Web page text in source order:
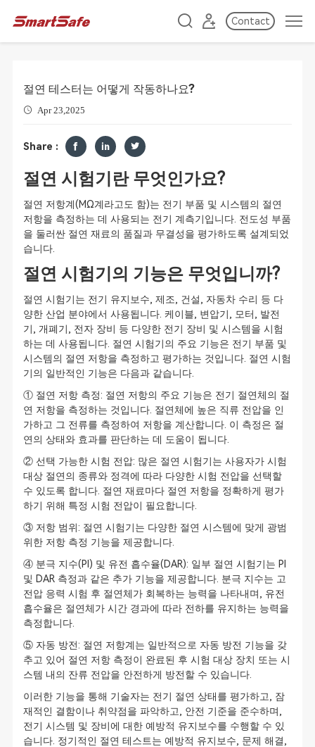
Contact
절연 테스터는 어떻게 작동하나요?
Apr 23,2025
Share :
절연 시험기란 무엇인가요?
절연 저항계(MΩ계라고도 함)는 전기 부품 및 시스템의 절연
저항을 측정하는 데 사용되는 전기 계측기입니다. 전도성 부품
을 둘러싼 절연 재료의 품질과 무결성을 평가하도록 설계되었
습니다.
절연 시험기의 기능은 무엇입니까?
절연 시험기는 전기 유지보수, 제조, 건설, 자동차 수리 등 다
양한 산업 분야에서 사용됩니다. 케이블, 변압기, 모터, 발전
기, 개폐기, 전자 장비 등 다양한 전기 장비 및 시스템을 시험
하는 데 사용됩니다. 절연 시험기의 주요 기능은 전기 부품 및
시스템의 절연 저항을 측정하고 평가하는 것입니다. 절연 시험
기의 일반적인 기능은 다음과 같습니다.
① 절연 저항 측정: 절연 저항의 주요 기능은 전기 절연체의 절
연 저항을 측정하는 것입니다. 절연체에 높은 직류 전압을 인
가하고 그 전류를 측정하여 저항을 계산합니다. 이 측정은 절
연의 상태와 효과를 판단하는 데 도움이 됩니다.
② 선택 가능한 시험 전압: 많은 절연 시험기는 사용자가 시험
대상 절연의 종류와 정격에 따라 다양한 시험 전압을 선택할
수 있도록 합니다. 절연 재료마다 절연 저항을 정확하게 평가
하기 위해 특정 시험 전압이 필요합니다.
③ 저항 범위: 절연 시험기는 다양한 절연 시스템에 맞게 광범
위한 저항 측정 기능을 제공합니다.
④ 분극 지수(PI) 및 유전 흡수율(DAR): 일부 절연 시험기는 PI
및 DAR 측정과 같은 추가 기능을 제공합니다. 분극 지수는 고
전압 응력 시험 후 절연체가 회복하는 능력을 나타내며, 유전
흡수율은 절연체가 시간 경과에 따라 전하를 유지하는 능력을
측정합니다.
⑤ 자동 방전: 절연 저항계는 일반적으로 자동 방전 기능을 갖
추고 있어 절연 저항 측정이 완료된 후 시험 대상 장치 또는 시
스템 내의 잔류 전압을 안전하게 방전할 수 있습니다.
이러한 기능을 통해 기술자는 전기 절연 상태를 평가하고, 잠
재적인 결함이나 취약점을 파악하고, 안전 기준을 준수하며,
전기 시스템 및 장비에 대한 예방적 유지보수를 수행할 수 있
습니다. 정기적인 절연 테스트는 예방적 유지보수, 문제 해결,